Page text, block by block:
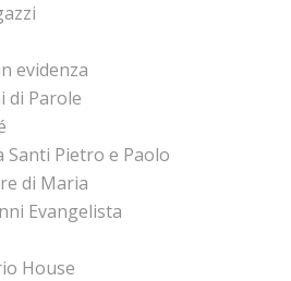
evidenza
di Parole
Santi Pietro e Paolo
di Maria
Evangelista
House